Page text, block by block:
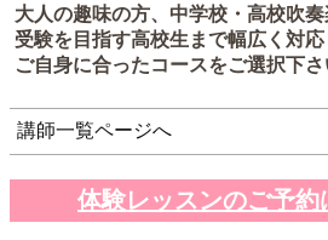
大人の趣味の方、中学校・高校吹
受験を目指す高校生まで幅広く対応
ご自身に合ったコースをご選択下さ
講師一覧ページへ
体験レッスンのご予約